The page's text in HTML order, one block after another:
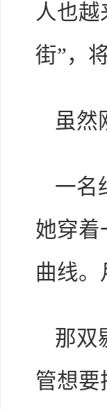
人也越
街”，
虽然
一名
她穿着
曲线
那双
管想要